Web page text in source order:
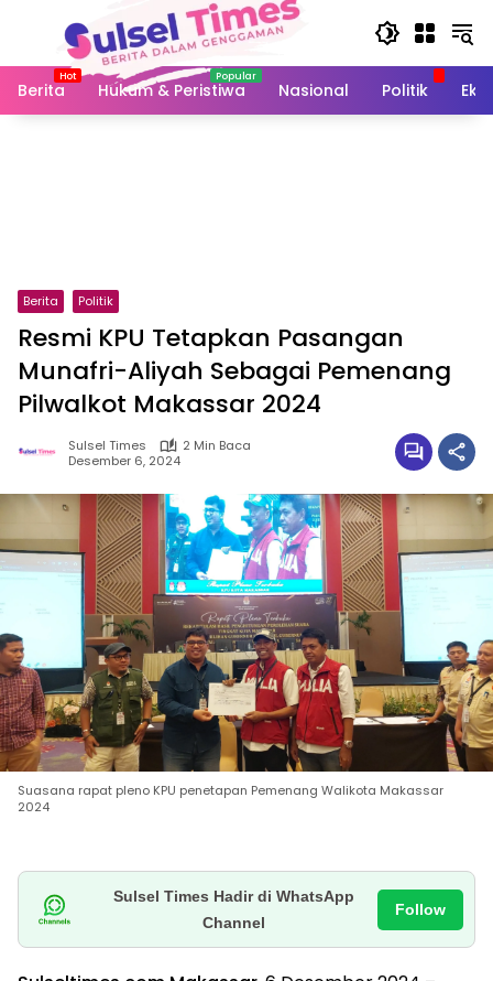
Berita
Hukum & Peristiwa Nasional Politik
Berita Politik
Resmi KPU Tetapkan Pasangan
Munafri-Aliyah Sebagai Pemenang
Pilwalkot Makassar 2024
Sulsel Times
2 Min Baca
Desember 6, 2024
Suasana rapat pleno KPU penetapan Pemenang Walikota Makassar
2024
Sulsel Times Hadir di WhatsApp
Channel
Follow